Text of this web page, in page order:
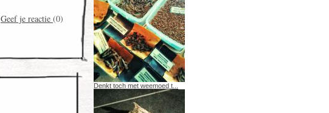
Geef je reactie (0)
Denkt toch met weemoed t...